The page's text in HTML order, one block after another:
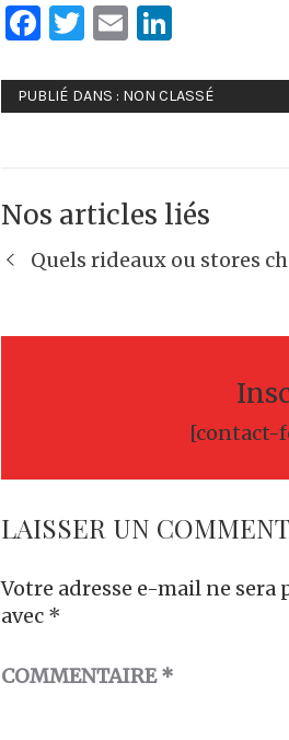
Facebook
Twitter
Email
PUBLIÉ DANS : NON CLASSÉ
Nos articles liés
Navigation
l’article
Quels rideaux ou stores
[contact-
LAISSER UN
Votre adresse e-mail ne sera
avec *
COMMENTAIRE*